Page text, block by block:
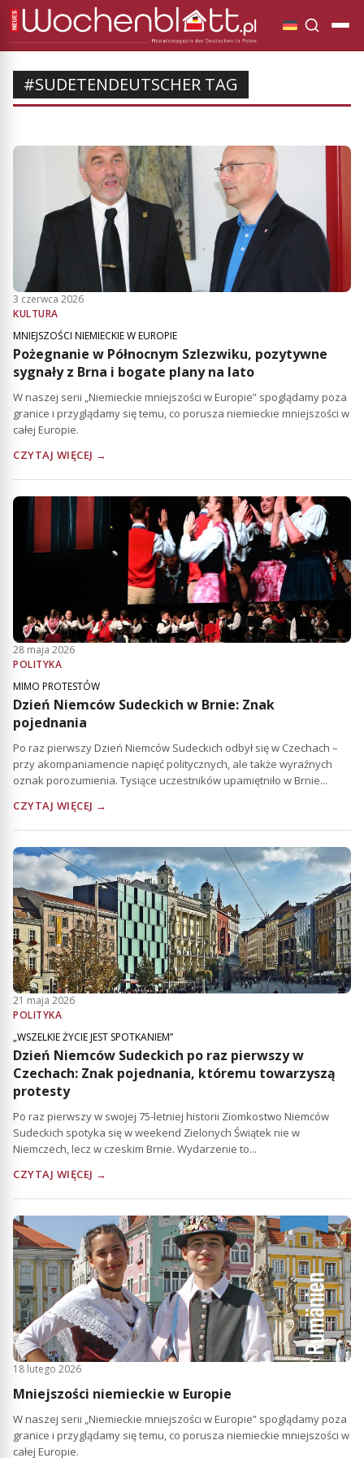
#SUDETENDEUTSCHER TAG
3 czerwca 2026
KULTURA
MNIEJSZOŚCI NIEMIECKIE W EUROPIE
Pożegnanie w Północnym Szlezwiku, pozytywne
sygnały z Brna i bogate plany na lato
W naszej serii „Niemieckie mniejszości w Europie” spoglądamy poza
granice i przyglądamy się temu, co porusza niemieckie mniejszości w
całej Europie.
CZYTAJ WIĘCEJ →
28 maja 2026
POLITYKA
MIMO PROTESTÓW
Dzień Niemców Sudeckich w Brnie: Znak
pojednania
Po raz pierwszy Dzień Niemców Sudeckich odbył się w Czechach –
przy akompaniamencie napięć politycznych, ale także wyraźnych
oznak porozumienia. Tysiące uczestników upamiętniło w Brnie...
CZYTAJ WIĘCEJ →
21 maja 2026
POLITYKA
„WSZELKIE ŻYCIE JEST SPOTKANIEM”
Dzień Niemców Sudeckich po raz pierwszy w
Czechach: Znak pojednania, któremu towarzyszą
protesty
Po raz pierwszy w swojej 75-letniej historii Ziomkostwo Niemców
Sudeckich spotyka się w weekend Zielonych Świątek nie w
Niemczech, lecz w czeskim Brnie. Wydarzenie to...
CZYTAJ WIĘCEJ →
18 lutego 2026
Mniejszości niemieckie w Europie
W naszej serii „Niemieckie mniejszości w Europie” spoglądamy poza
granice i przyglądamy się temu, co porusza niemieckie mniejszości w
całej Europie.